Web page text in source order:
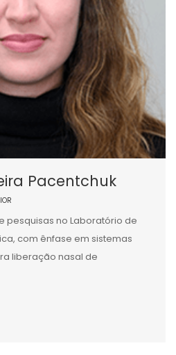
Pacentchuk
pesquisas no Laboratório de
com ênfase em sistemas
liberação nasal de